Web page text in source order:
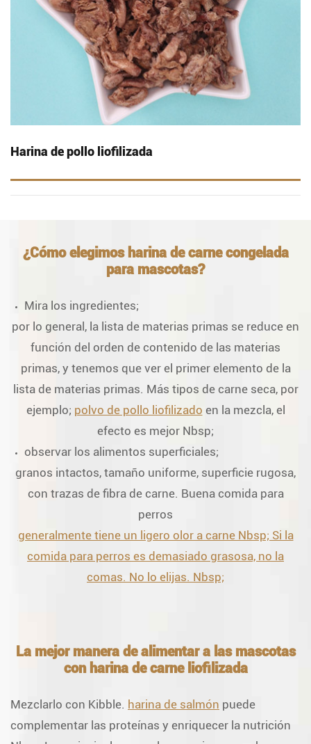
Harina de pollo liofilizada
¿Cómo elegimos harina de carne congelada
para mascotas?
Mira los ingredientes;
por lo general, la lista de materias primas se reduce en
función del orden de contenido de las materias
primas, y tenemos que ver el primer elemento de la
lista de materias primas. Más tipos de carne seca, por
ejemplo; polvo de pollo liofilizado en la mezcla, el
efecto es mejor Nbsp;
observar los alimentos superficiales;
granos intactos, tamaño uniforme, superficie rugosa,
con trazas de fibra de carne. Buena comida para
perros
generalmente tiene un ligero olor a carne Nbsp; Si la
comida para perros es demasiado grasosa, no la
comas. No lo elijas. Nbsp;
La mejor manera de alimentar a las mascotas
con harina de carne liofilizada
Mezclarlo con Kibble. harina de salmón puede
complementar las proteínas y enriquecer la nutrición